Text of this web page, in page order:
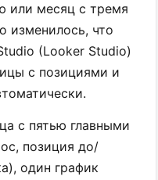
или месяц с тремя
изменилось, что
(Looker Studio)
с позициями и
с пятью главными
позиция до/
один график